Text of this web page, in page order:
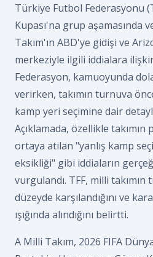
Türkiye Futbol Federasyonu
Kupası'na grup aşamasında
Takım'ın ABD'ye gidişi ve
merkeziyle ilgili iddialara ilişkin
Federasyon, kamuoyunda
verirken, takımın turnuva
kamp yeri seçimine dair
Açıklamada, özellikle takımın
ortaya atılan "yanlış kamp
eksikliği" gibi iddiaların
vurgulandı. TFF, milli
düzeyde karşılandığını ve
ışığında alındığını belirtti.
A Milli Takım, 2026 FIFA